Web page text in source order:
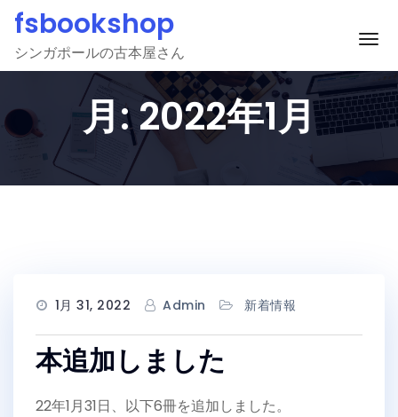
Skip
content
fsbookshop
シンガポールの古本屋さん ナ
月:2022年1月
1月 31, 2022 Admin 新着情報
本追加しました
22年1月31日、以下6冊を追加しました。